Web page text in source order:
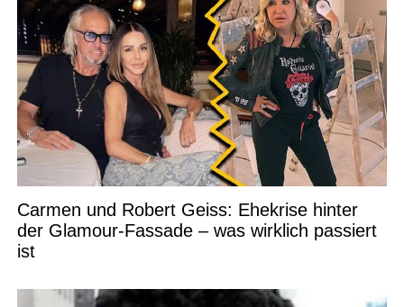
Carmen und Robert Geiss: Ehekrise hinter
der Glamour-Fassade – was wirklich passiert
ist